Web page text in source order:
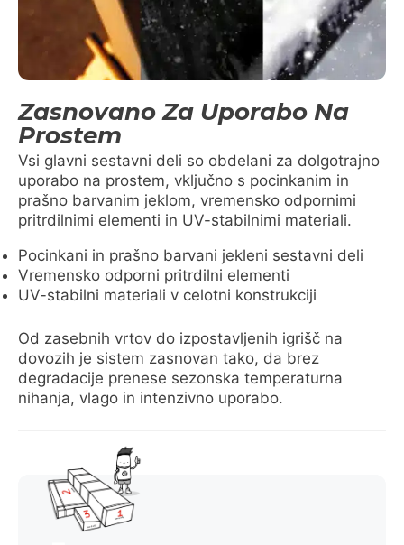
Zasnovano Za Uporabo Na
Prostem
Vsi glavni sestavni deli so obdelani za dolgotrajno
uporabo na prostem, vključno s pocinkanim in
prašno barvanim jeklom, vremensko odpornimi
pritrdilnimi elementi in UV-stabilnimi materiali.
Pocinkani in prašno barvani jekleni sestavni deli
Vremensko odporni pritrdilni elementi
UV-stabilni materiali v celotni konstrukciji
Od zasebnih vrtov do izpostavljenih igrišč na
dovozih je sistem zasnovan tako, da brez
degradacije prenese sezonska temperaturna
nihanja, vlago in intenzivno uporabo.